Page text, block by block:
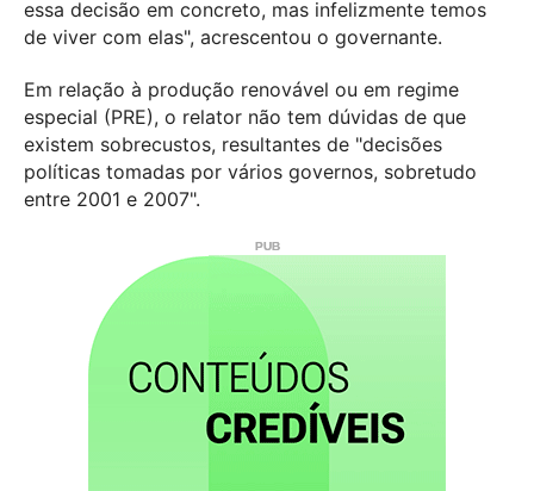
essa decisão em concreto, mas infelizmente temos
de viver com elas", acrescentou o governante.
Em relação à produção renovável ou em regime
especial (PRE), o relator não tem dúvidas de que
existem sobrecustos, resultantes de "decisões
políticas tomadas por vários governos, sobretudo
entre 2001 e 2007".